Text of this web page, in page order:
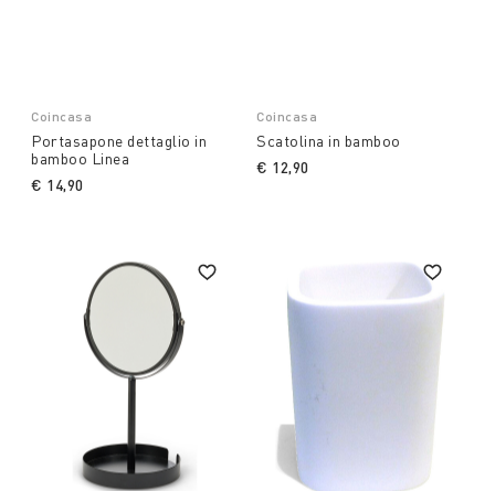
Coincasa
Portasapone dettaglio in
bamboo Linea
€ 14,90
Coincasa
Scatolina in bamboo
€ 12,90